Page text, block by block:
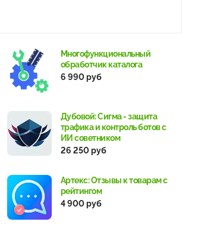
Многофункциональный
обработчик каталога
6 990 руб
Дубовой: Сигма - защита
трафика и контроль ботов с
ИИ советником
26 250 руб
Артекс: Отзывы к товарам с
рейтингом
4 900 руб